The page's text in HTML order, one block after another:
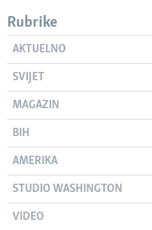
Rubrike
AKTUELNO
SVIJET
MAGAZIN
BIH
AMERIKA
STUDIO WASHINGTON
VIDEO